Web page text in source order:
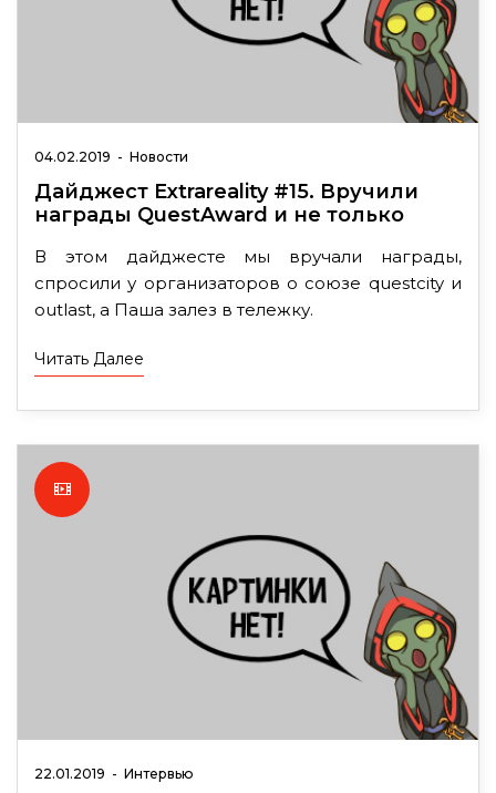
04.02.2019 - Новости
Дайджест Extrareality #15. Вручили
награды QuestAward и не только
В этом дайджесте мы вручали награды,
спросили у организаторов о союзе questcity и
outlast, а Паша залез в тележку.
Читать Далее
22.01.2019 - Интервью